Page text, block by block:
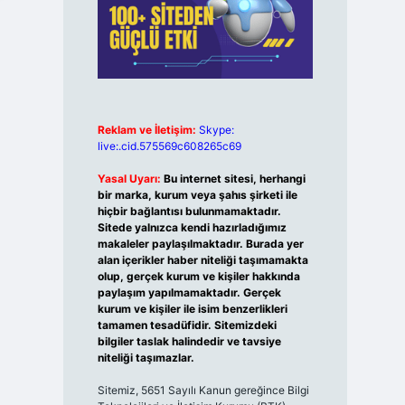
Reklam ve İletişim: Skype:
live:.cid.575569c608265c69
Yasal Uyarı: Bu internet sitesi, herhangi
bir marka, kurum veya şahıs şirketi ile
hiçbir bağlantısı bulunmamaktadır.
Sitede yalnızca kendi hazırladığımız
makaleler paylaşılmaktadır. Burada yer
alan içerikler haber niteliği taşımamakta
olup, gerçek kurum ve kişiler hakkında
paylaşım yapılmamaktadır. Gerçek
kurum ve kişiler ile isim benzerlikleri
tamamen tesadüfidir. Sitemizdeki
bilgiler taslak halindedir ve tavsiye
niteliği taşımazlar.
Sitemiz, 5651 Sayılı Kanun gereğince Bilgi